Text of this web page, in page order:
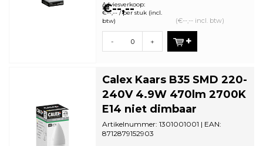
€--,--
Adviesverkoop:
€--,-- / per stuk (incl.
btw)
(€--,-- incl. btw)
- +
Calex Kaars B35 SMD 220-
240V 4.9W 470lm 2700K
E14 niet dimbaar
Artikelnummer: 1301001001 | EAN:
8712879152903